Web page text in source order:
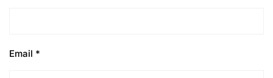
Email *